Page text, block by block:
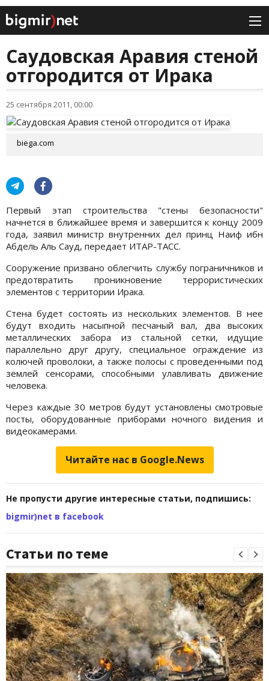
Саудовская Аравия стеной
отгородится от Ирака
25 сентября 2011, 00:00
biega.com
Первый этап строительства "стены безопасности"
начнется в ближайшее время и завершится к концу 2009
года, заявил министр внутренних дел принц Наиф ибн
Абдель Аль Сауд, передает ИТАР-ТАСС.
Сооружение призвано облегчить службу пограничников и
предотвратить проникновение террористических
элементов с территории Ирака.
Стена будет состоять из нескольких элементов. В нее
будут входить насыпной песчаный вал, два высоких
металлических забора из стальной сетки, идущие
параллельно друг другу, специальное ограждение из
колючей проволоки, а также полосы с проведенными под
землей сенсорами, способными улавливать движение
человека.
Через каждые 30 метров будут установлены смотровые
посты, оборудованные приборами ночного видения и
видеокамерами.
Читайте нас в Google.News
Не пропусти другие интересные статьи, подпишись:
bigmir)net в facebook
Статьи по теме